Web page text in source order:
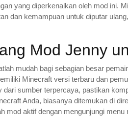
yang diperkenalkan oleh mod ini.
dan kemampuan untuk diputar
Mod Jenny
mudah bagi sebagian besar
Minecraft versi terbaru dan
dari sumber terpercaya, pastikan
Anda, biasanya ditemukan di
mod aktif dengan mengunjungi menu